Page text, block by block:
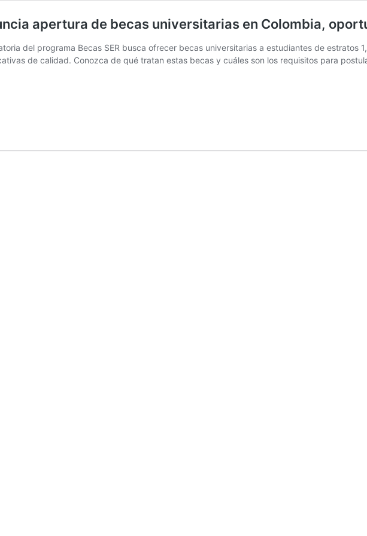
apertura de becas universitarias en Colombia,
del programa Becas SER busca ofrecer becas universitarias a estudiantes de estratos
de calidad. Conozca de qué tratan estas becas y cuáles son los requisitos para